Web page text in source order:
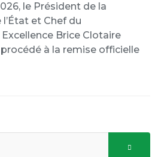
le Président de la
et Chef du
Brice Clotaire
procédé à la remise officielle